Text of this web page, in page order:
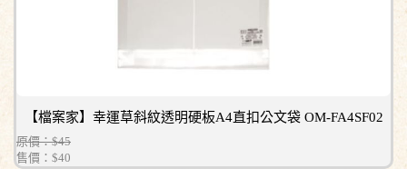
【檔案家】幸運草斜紋透明硬板A4直扣公文袋 OM-FA4SF02
原價：$45
售價： $40